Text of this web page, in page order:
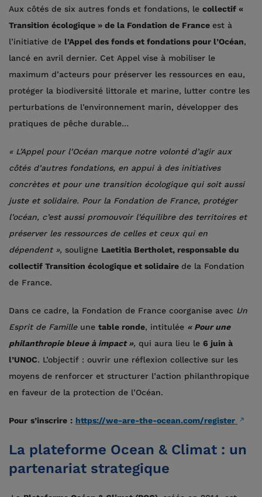
Aux côtés de six autres fonds et fondations, le collectif «
Transition écologique » de la Fondation de France est à
l’initiative de l’Appel des fonds et fondations pour l’Océan,
lancé en avril dernier. Cet Appel vise à mobiliser le
maximum d’acteurs pour préserver les ressources en eau,
protéger la biodiversité littorale et marine, lutter contre les
perturbations de l’environnement marin, développer des
pratiques de pêche durable…
« L’Appel pour l’Océan marque notre volonté d’agir aux
côtés d’autres fondations, en appui à des initiatives
concrètes et pour une transition écologique qui soit aussi
juste et solidaire. Pour la Fondation de France, protéger
l’océan, c’est aussi promouvoir l’équilibre des territoires et
préserver les ressources de celles et ceux qui en
dépendent », souligne Laetitia Bertholet, responsable du
collectif Transition écologique et solidaire de la Fondation
de France.
Dans ce cadre, la Fondation de France coorganise avec Un
Esprit de Famille une table ronde, intitulée « Pour une
philanthropie bleue à impact », qui aura lieu le 6 juin à
l’UNOC. L’objectif : ouvrir une réflexion collective sur les
moyens de renforcer et structurer l’action philanthropique
en faveur de la protection de l’Océan.
Pour s’inscrire : https://we-are-the-ocean.com/register
La plateforme Ocean & Climat : un
partenariat strategique